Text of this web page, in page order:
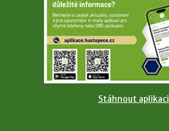
Stáhnout aplikaci